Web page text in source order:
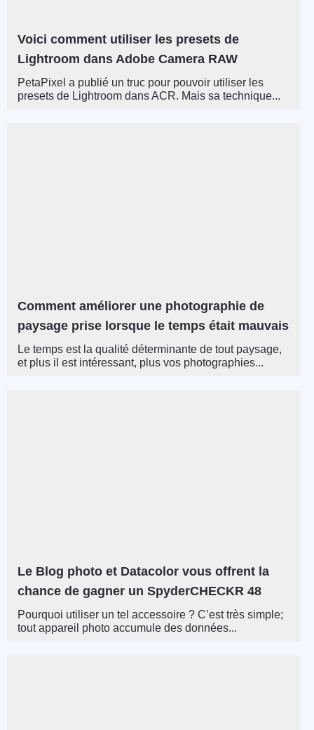
Voici comment utiliser les presets de
Lightroom dans Adobe Camera RAW
PetaPixel a publié un truc pour pouvoir utiliser les
presets de Lightroom dans ACR. Mais sa technique...
Comment améliorer une photographie de
paysage prise lorsque le temps était mauvais
Le temps est la qualité déterminante de tout paysage,
et plus il est intéressant, plus vos photographies...
Le Blog photo et Datacolor vous offrent la
chance de gagner un SpyderCHECKR 48
Pourquoi utiliser un tel accessoire ? C’est très simple;
tout appareil photo accumule des données...